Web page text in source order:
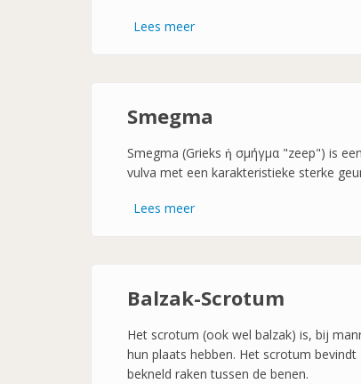
Lees meerover
Smegma
Smegma (Grieks ἡ σμήγμα "zeep") is
vulva met een karakteristieke sterke
Lees meerover
Balzak-Scrotum
Het scrotum (ook wel balzak) is, bij
hun plaats hebben. Het scrotum
bekneld raken tussen de benen.